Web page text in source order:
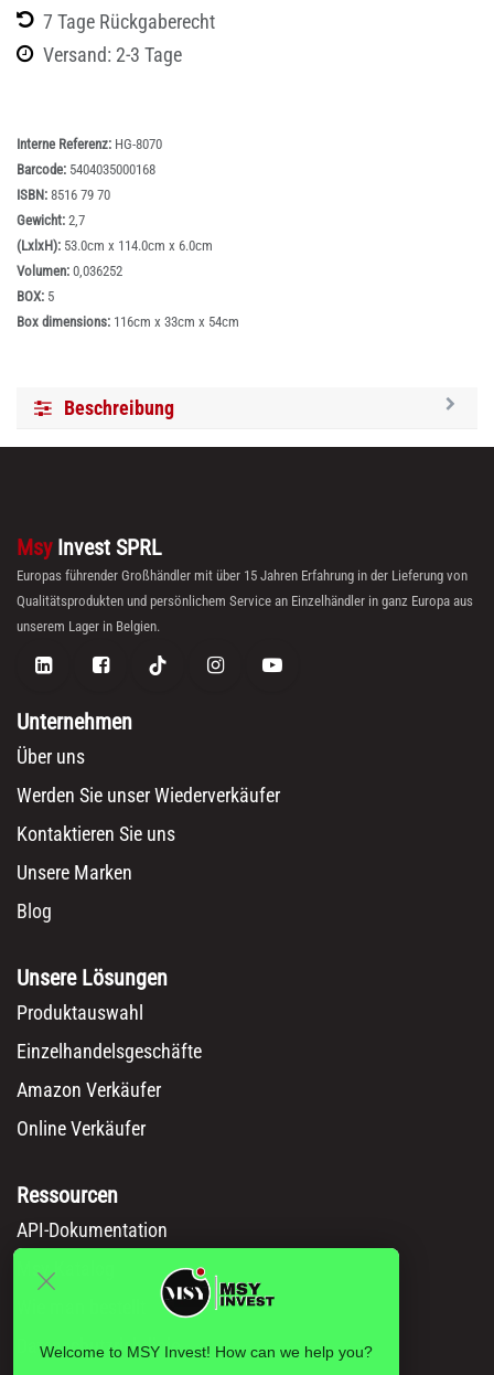
7 Tage Rückgaberecht
Versand: 2-3 Tage
Interne Referenz: HG-8070
Barcode: 5404035000168
ISBN: 8516 79 70
Gewicht: 2,7
(LxlxH): 53.0cm x 114.0cm x 6.0cm
Volumen: 0,036252
BOX: 5
Box dimensions: 116cm x 33cm x 54cm
Beschreibung
Msy Invest SPRL
Europas führender Großhändler mit über 15 Jahren Erfahrung in der Lieferung von
Qualitätsprodukten und persönlichem Service an Einzelhändler in ganz Europa aus
unserem Lager in Belgien.
Unternehmen
Über uns
Werden Sie unser Wiederverkäufer
Kontaktieren Sie uns
Unsere Marken
Blog
Unsere Lösungen
Produktauswahl
Einzelhandelsgeschäfte
Amazon Verkäufer
Online Verkäufer
Ressourcen
API-Dokumentation
Msy Katalog
Datenschutzrichtlinie
Welcome to MSY Invest! How can we help you?